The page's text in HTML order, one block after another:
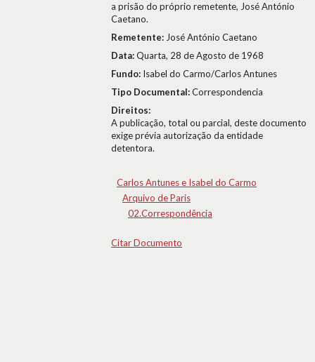
a prisão do próprio remetente, José António
Caetano.
Remetente: José António Caetano
Data:Quarta, 28 de Agosto de 1968
Fundo: Isabel do Carmo/Carlos Antunes
Tipo Documental:Correspondencia
Direitos:
A publicação, total ou parcial, deste documento
exige prévia autorização da entidade
detentora.
Carlos Antunes e Isabel do Carmo
Arquivo de Paris
02.Correspondência
Citar Documento